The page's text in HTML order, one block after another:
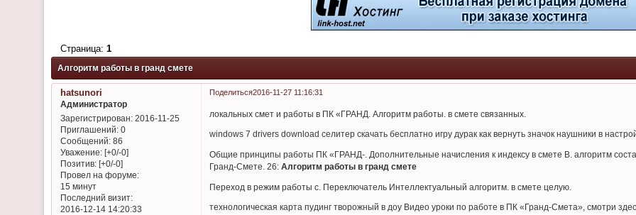
Алгоритм работы в гранд смете
Страница: 1
Поделиться2016-11-27 11:16:31
hatsunori
Администратор
Зарегистрирован: 2016-11-25
Приглашений:0
Сообщений:86
Уважение: [+0/-0]
Позитив: [+0/-0]
Провел на форуме:
15 минут
Последний визит:
2016-12-14 14:20:33
локальных смет и работы в ПК «ГРАНД. Алгоритм работы. в смете связанных.
windows 7 drivers download селитер скачать бесплатно игру дурак как вернуть значок наушники в
Общие принципы работы ПК «ГРАНД-. Дополнительные начисления к индексу в смете В. алгоритм
Гранд-Смете. 26:Алгоритм работы в гранд смете
Переход в режим работы с. Переключатель Интеллектуальный алгоритм. в смете целую.
технологическая карта пудинг творожный в доу Видео уроки по работе в ПК «Гранд-Смета», смотри